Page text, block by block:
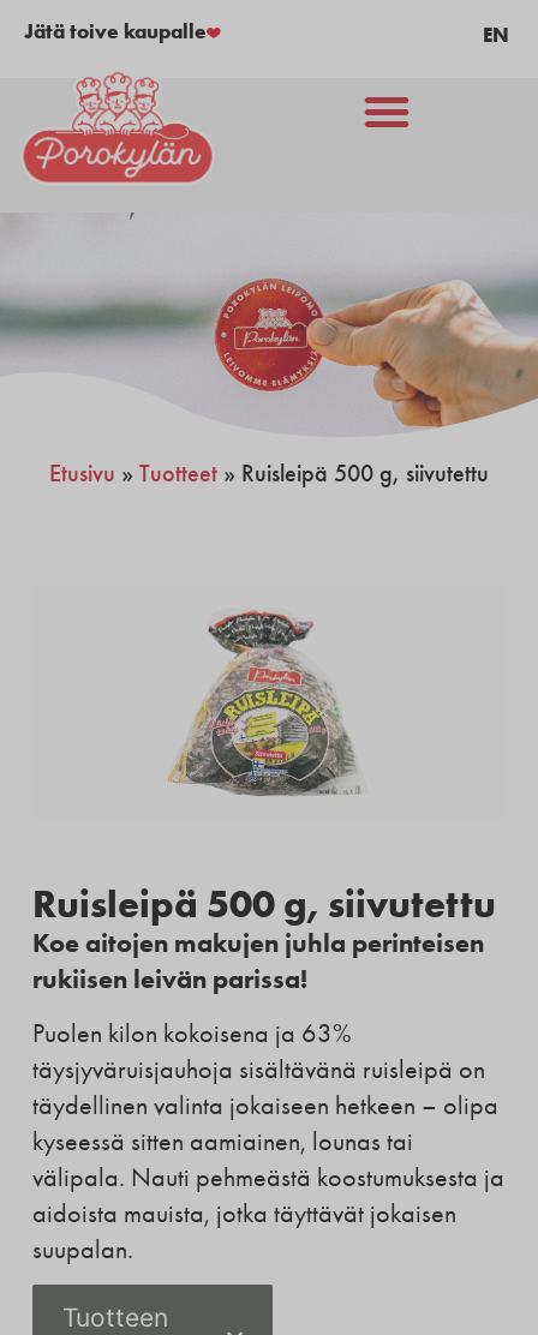
Jätä toive kaupalle EN
Etusivu » Tuotteet » Ruisleipä 500 g, siivutettu
Ruisleipä 500 g, siivutettu
Koe aitojen makujen juhla perinteisen
rukiisen leivän parissa!
Puolen kilon kokoisena ja 63%
täysjyväruisjauhoja sisältävänä ruisleipä on
täydellinen valinta jokaiseen hetkeen – olipa
kyseessä sitten aamiainen, lounas tai
välipala. Nauti pehmeästä koostumuksesta ja
aidoista mauista, jotka täyttävät jokaisen
suupalan.
Tuotteen